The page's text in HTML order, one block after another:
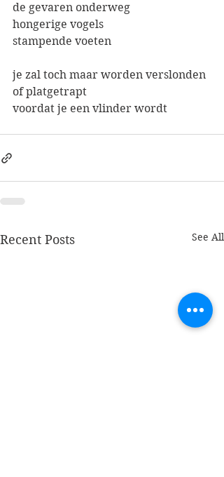
de gevaren onderweg
hongerige vogels
stampende voeten
je zal toch maar worden verslonden
of platgetrapt
voordat je een vlinder wordt
Recent Posts See All